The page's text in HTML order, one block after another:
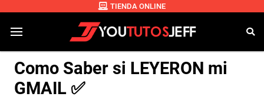
TIENDA ONLINE
Como Saber si LEYERON mi
GMAIL ✅